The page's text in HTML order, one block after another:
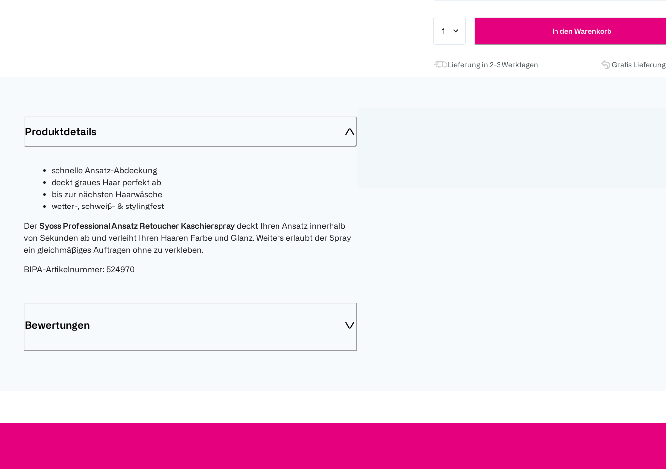
In den Warenkorb
Lieferung in 2-3 Werktagen Gratis
Produktdetails
schnelle Ansatz-Abdeckung
deckt graues Haar perfekt ab
bis zur nächsten Haarwäsche
wetter-, schweiß- & stylingfest
Der Syoss Professional Ansatz Retoucher Kaschierspray deckt Ihren Ansatz innerhalb
von Sekunden ab und verleiht Ihren Haaren Farbe und Glanz. Weiters erlaubt der Spray
ein gleichmäßiges Auftragen ohne zu verkleben.
BIPA-Artikelnummer: 524970
Bewertungen